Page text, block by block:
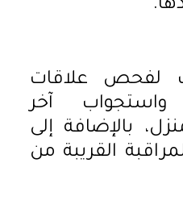
لفحص علاقات
واستجواب آخر
بالإضافة إلى
القريبة من